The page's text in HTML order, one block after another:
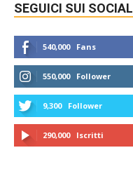
SEGUICI SUI SOCIAL
540,000 Fans
550,000 Follower
9,300 Follower
290,000 Iscritti